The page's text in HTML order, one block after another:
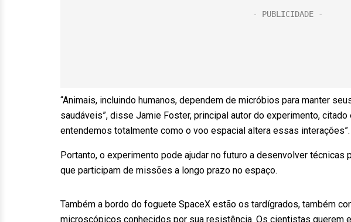
“Animais, incluindo humanos, dependem de micróbios para manter
saudáveis”, disse Jamie Foster, principal autor do experimento, citado
entendemos totalmente como o voo espacial altera essas interações”.
Portanto, o experimento pode ajudar no futuro a desenvolver técnicas
que participam de missões a longo prazo no espaço.
Também a bordo do foguete SpaceX estão os tardígrados, também
microscópicos conhecidos por sua resistência. Os cientistas querem